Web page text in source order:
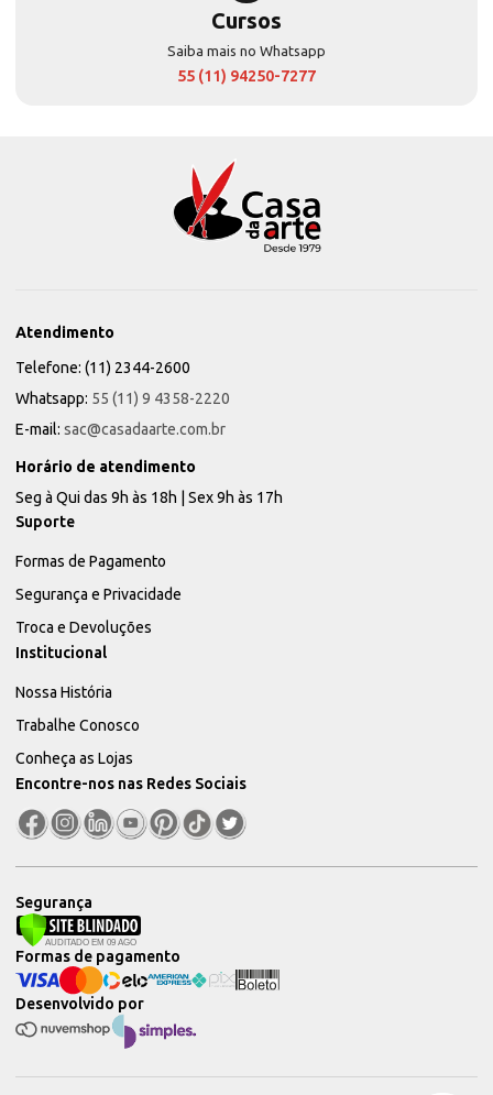
Cursos
Saiba mais no Whatsapp
55 (11) 94250-7277
Atendimento
Telefone: (11) 2344-2600
Whatsapp: 55 (11) 9 4358-2220
E-mail: sac@casadaarte.com.br
Horário de atendimento
Seg à Qui das 9h às 18h | Sex 9h às 17h
Suporte
Formas de Pagamento
Segurança e Privacidade
Troca e Devoluções
Institucional
Nossa História
Trabalhe Conosco
Conheça as Lojas
Encontre-nos nas Redes Sociais
Segurança
Desenvolvido por
Formas de pagamento